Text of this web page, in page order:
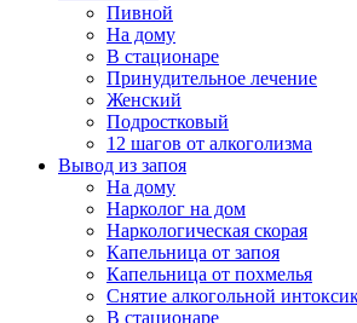
Пивной
На дому
В стационаре
Принудительное лечение
Женский
Подростковый
12 шагов от алкоголизма
Вывод из запоя
На дому
Нарколог на дом
Наркологическая скорая
Капельница от запоя
Капельница от похмелья
Снятие алкогольной
В стационаре